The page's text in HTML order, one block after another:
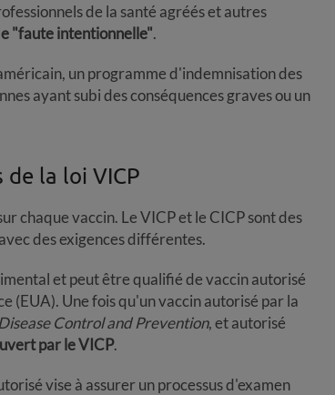
de la santé agréés et autres
"faute intentionnelle".
un programme d'indemnisation des
ayant subi des conséquences graves ou un
de la loi VICP
chaque vaccin. Le VICP et le CICP sont des
des exigences différentes.
et peut être qualifié de vaccin autorisé
(EUA). Une fois qu'un vaccin autorisé par la
Control and Prevention, et autorisé
par le VICP.
vise à assurer un processus d'examen